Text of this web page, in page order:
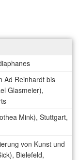
Ad Reinhardt bis
Glasmeier),
Mink), Stuttgart,
von Kunst und
Bielefeld,